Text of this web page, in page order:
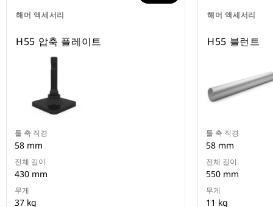
해머 액세서리
H55 압축 플레이트
툴 축 직경
58 mm
전체 길이
430 mm
무게
37 kg
해머 액세서리
H55 블런트
툴 축 직경
58 mm
전체 길이
550 mm
무게
11 kg